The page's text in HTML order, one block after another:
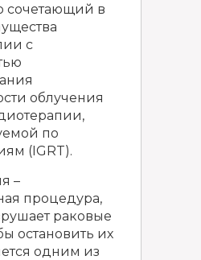
сочетающий в
с
облучения
по
(IGRT).
–
процедура,
раковые
остановить их
одним из